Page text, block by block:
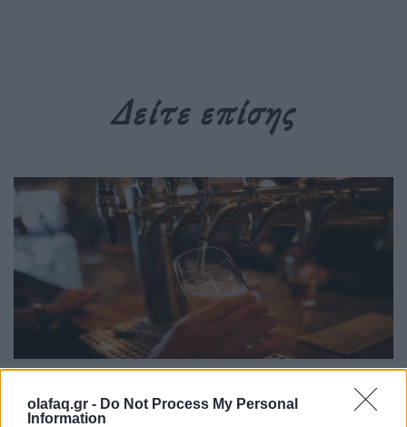
olafaq.gr - Do Not Process My Personal
Information
Δείτε επίσης